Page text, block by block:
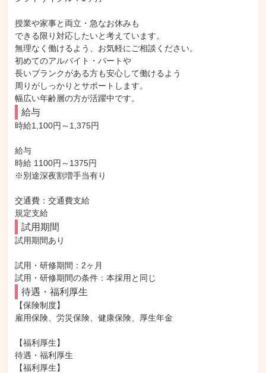
授業や家事と両立・急なお休みも
できる限り対応したいと考えています。
無理なく働けるよう、お気軽にご相談ください。
初めてのアルバイト・パートや
長いブランクがある方も安心して働けるよう
周りがしっかりとサポートします。
幅広い年齢層の方が活躍中です。
給与
時給1,100円～1,375円
給与
時給 1100円～1375円
※別途深夜割増手当有り
交通費：交通費支給
規定支給
試用期間
試用期間あり
試用・研修期間：2ヶ月
待遇・福利厚生
【保険制度】
雇用保険、労災保険、健康保険、厚生年金
【福利厚生】
待遇・福利厚生
【福利厚生】